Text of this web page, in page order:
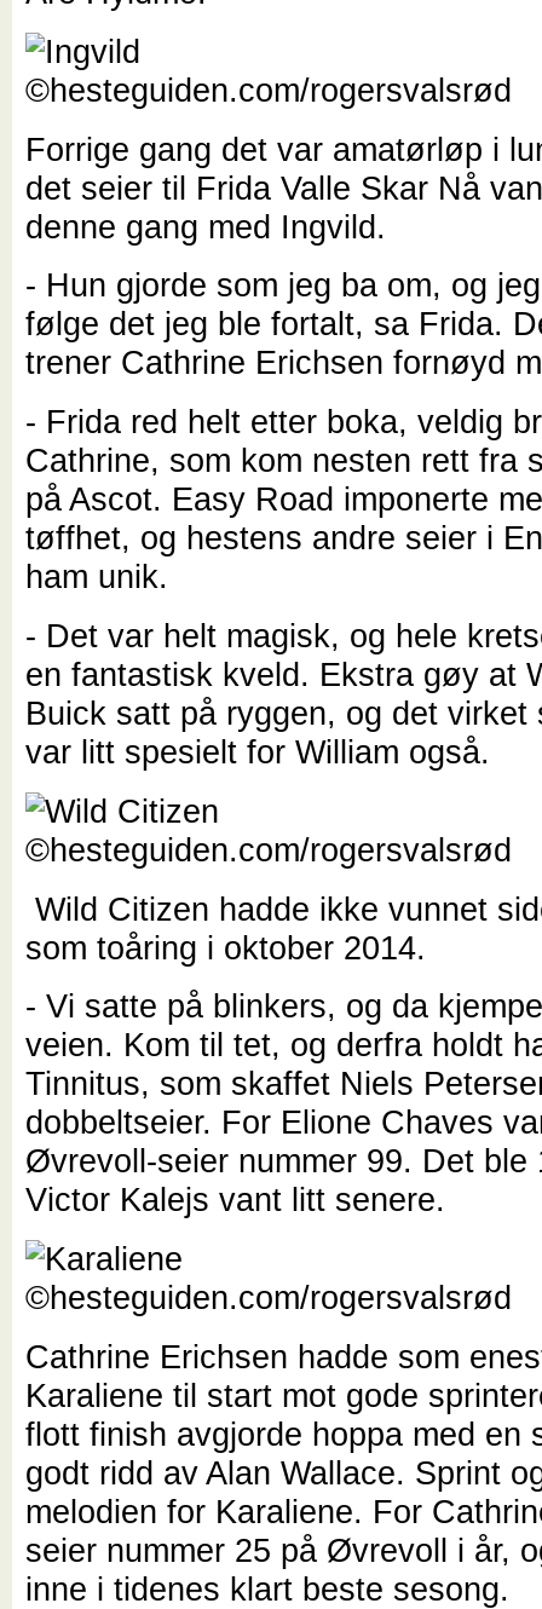
Forrige gang det var amatørløp i
det seier til Frida Valle Skar Nå
denne gang med Ingvild.
- Hun gjorde som jeg ba om, og
følge det jeg ble fortalt, sa Frida.
trener Cathrine Erichsen fornøyd
- Frida red helt etter boka, veldig
Cathrine, som kom nesten rett fra
på Ascot. Easy Road imponerte
tøffhet, og hestens andre seier i
ham unik.
- Det var helt magisk, og hele
en fantastisk kveld. Ekstra gøy at
Buick satt på ryggen, og det virket
var litt spesielt for William også.
Wild Citizen hadde ikke vunnet
som toåring i oktober 2014.
- Vi satte på blinkers, og da
veien. Kom til tet, og derfra holdt
Tinnitus, som skaffet Niels
dobbeltseier. For Elione Chaves
Øvrevoll-seier nummer 99. Det ble
Victor Kalejs vant litt senere.
Cathrine Erichsen hadde som
Karaliene til start mot gode
flott finish avgjorde hoppa med en
godt ridd av Alan Wallace. Sprint
melodien for Karaliene. For
seier nummer 25 på Øvrevoll i år,
inne i tidenes klart beste sesong.